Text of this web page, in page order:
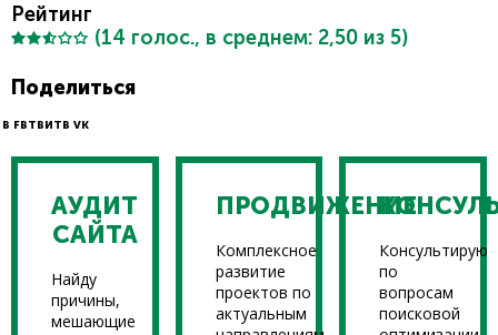
Рейтинг
(14 голос., в среднем: 2,50 из 5)
Поделиться
В FBТВИТВ VK
АУДИТ
САЙТА
Найду
причины,
мешающие
ПРОДВИЖЕНИЕ
Комплексное
развитие
проектов по
актуальным
Консультирую
по
вопросам
поисковой